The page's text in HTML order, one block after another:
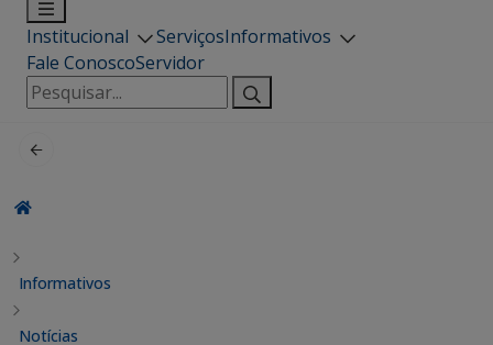
Institucional ServiçosInformativos
Fale ConoscoServidor
Pesquisar
por:
Informativos
Notícias